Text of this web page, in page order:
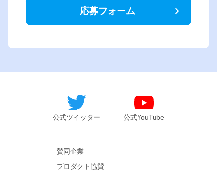
応募フォーム chevron_right
公式ツイッター 公式YouTube
賛同企業
プロダクト協賛